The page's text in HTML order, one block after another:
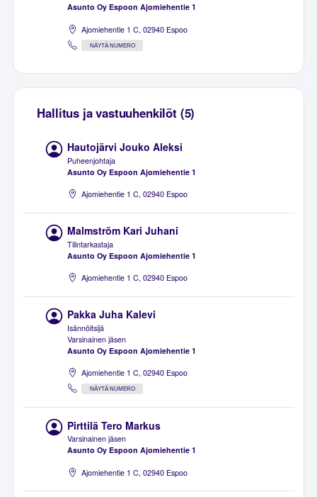
Asunto Oy Espoon Ajomiehentie 1
Ajomiehentie 1 C, 02940 Espoo
NÄYTÄ NUMERO
Hallitus ja vastuuhenkilöt (5)
Hautojärvi Jouko Aleksi
Puheenjohtaja
Asunto Oy Espoon Ajomiehentie 1
Ajomiehentie 1 C, 02940 Espoo
Malmström Kari Juhani
Tilintarkastaja
Asunto Oy Espoon Ajomiehentie 1
Ajomiehentie 1 C, 02940 Espoo
Pakka Juha Kalevi
Isännöitsijä
Varsinainen jäsen
Asunto Oy Espoon Ajomiehentie 1
Ajomiehentie 1 C, 02940 Espoo
NÄYTÄ NUMERO
Pirttilä Tero Markus
Varsinainen jäsen
Asunto Oy Espoon Ajomiehentie 1
Ajomiehentie 1 C, 02940 Espoo